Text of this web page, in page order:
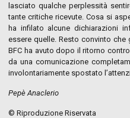
lasciato qualche perplessità
tante critiche ricevute. Cosa si
ha infilato alcune dichiarazioni
essere quelle. Resto convinto
BFC ha avuto dopo il ritorno
da una comunicazione
involontariamente spostato
Pepè Anaclerio
© Riproduzione Riservata